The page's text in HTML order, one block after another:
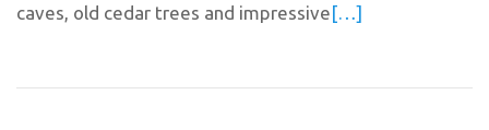
caves, old cedar trees and impressive[…]